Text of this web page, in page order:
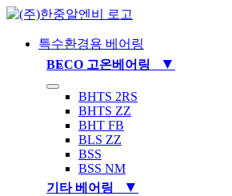
Skip
content특수환경용 베어링
BECO 고온베어링
▼
Toggle
Navigation
BHTS 2RS
BHTS ZZ
BHT FB
BLS ZZ
BSS
BSS NM
기타 베어링
▼